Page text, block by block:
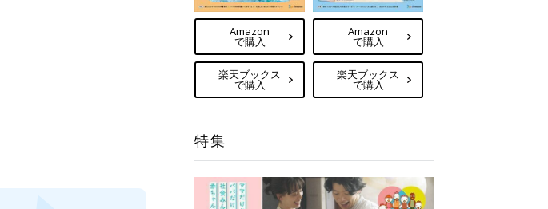
Amazon
で購入
楽天ブックス
で購入
Amazon
で購入
楽天ブックス
で購入
特集